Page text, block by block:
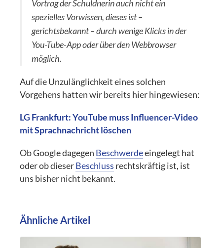
Vortrag der Schuldnerin auch nicht ein
spezielles Vorwissen, dieses ist –
gerichtsbekannt – durch wenige Klicks in der
You-Tube-App oder über den Webbrowser
möglich.
Auf die Unzulänglichkeit eines solchen
Vorgehens hatten wir bereits hier hingewiesen:
LG Frankfurt: YouTube muss Influencer-Video
mit Sprachnachricht löschen
Ob Google dagegen Beschwerdeeingelegt hat
oder ob dieserBeschluss rechtskräftig ist, ist
uns bisher nicht bekannt.
Ähnliche Artikel